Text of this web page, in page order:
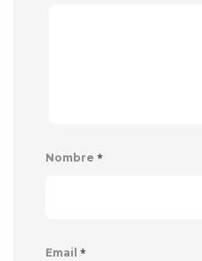
Nombre *
Email *